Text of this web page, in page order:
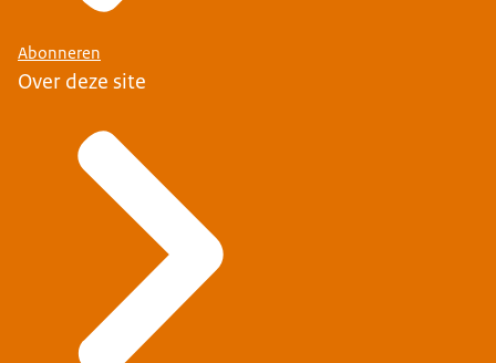
Abonneren
Over deze site